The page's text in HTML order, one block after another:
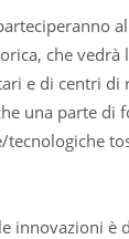
che vedrà
e di centri di
una parte di
innovazioni è